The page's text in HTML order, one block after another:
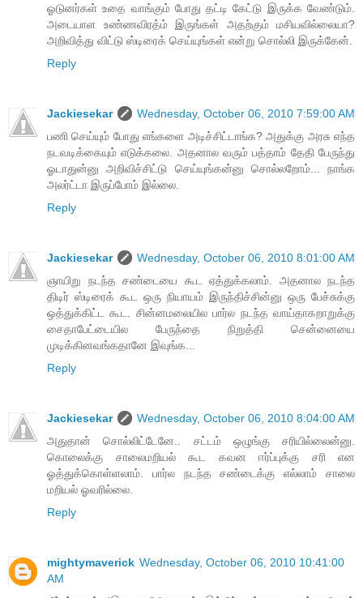
ஓடுனர்கள் உதை வாங்கும் போது தட்டி கேட்டு இருக்க வேண்டும்.
அடையாள உண்ணவிரத்ம் இருங்கள் அதற்கும் மசியவில்லையா?
அறிவித்து விட்டு ஸ்டிரைக் செய்யுங்கள் என்று சொல்லி இருக்கேன்.
Reply
Jackiesekar
Wednesday, October 06, 2010 7:59:00 AM
பணி செய்யும் போது எங்களை அடிச்சிட்டாங்க? அதுக்கு அரசு எந்த
நடவடிக்கையும் எடுக்கலை. அதனால வரும் பத்தாம் தேதி பேருந்து
ஓடாதுன்னு அறிவிச்சிட்டு செய்யுங்கன்னு சொல்லறோம்... நாங்க
அலர்ட்டா இருப்போம் இல்லை.
Reply
Jackiesekar
Wednesday, October 06, 2010 8:01:00 AM
ஞாயிறு நடந்த சண்டையை கூட ஏத்துக்கலாம். அதனால நடந்த
திடிர் ஸ்டிரைக் கூட ஒரு நியாயம் இருந்திச்சின்னு ஒரு பேச்சுக்கு
ஒத்துக்கிட்ட கூட. சின்னமலையில பார்ல நடந்த வாய்தாகறாறுக்கு
சைதாபேட்டையில பேருந்தை நிறுத்தி சென்னையை
முடிக்கினவங்கதானே இவுங்க...
Reply
Jackiesekar
Wednesday, October 06, 2010 8:04:00 AM
அதுதான் சொல்லிட்டேனே.. சட்டம் ஒழுங்கு சரியில்லைன்னு.
கொலைக்கு சாலைமறியல் கூட கவன ஈர்ப்புக்கு சரி என
ஓத்துக்கொள்ளலாம். பார்ல நடந்த சண்டைக்கு எல்லாம் சாலை
மறியல் ஓவரில்லை.
Reply
mightymaverick Wednesday, October 06, 2010 10:41:00
AM